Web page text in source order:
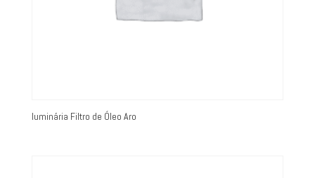
luminária Filtro de Óleo Aro